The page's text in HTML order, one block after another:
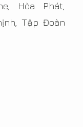
Hòa Phát,
Tập Đoàn